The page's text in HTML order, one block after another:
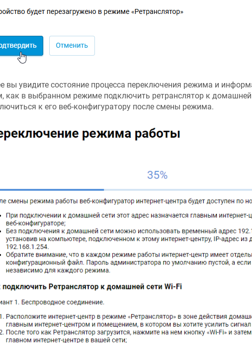
вы увидите состояние процесса переключения режима и
как в выбранном режиме подключить ретранслятор к домашней
к его веб-конфигуратору после смены режима.